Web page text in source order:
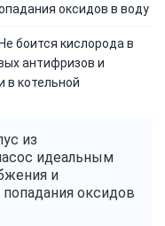
оксидов в воду
Не боится кислорода в
антифризов и
в котельной
из
идеальным
и
оксидов